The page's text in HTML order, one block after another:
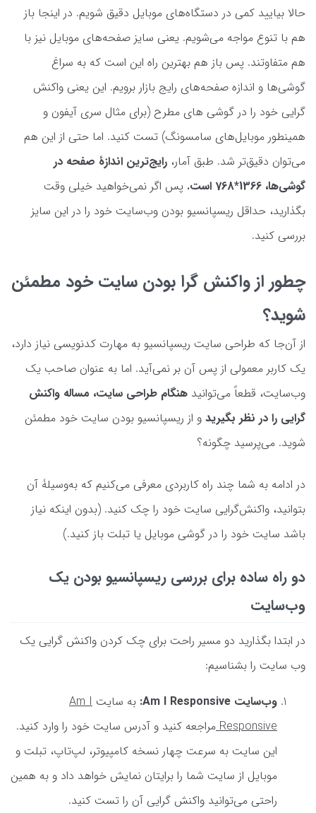
حالا بیایید کمی در دستگاه‌های موبایل دقیق شویم. در اینجا باز
هم با تنوع مواجه می‌شویم. یعنی سایز صفحه‌های موبایل نیز با
هم متفاوتند. پس باز هم بهترین راه این است که به سراغ
گوشی‌ها و اندازه‌ صفحه‌های رایج بازار برویم. این یعنی واکنش
گرایی خود را در گوشی های مطرح (برای مثال سری آیفون و
همینطور موبایل‌های سامسونگ) تست کنید. اما حتی از این هم
می‌توان دقیق‌تر شد. طبق آمار، رایج‌ترین اندازۀ صفحه در
گوشی‌ها، 1366*768 است.
پس اگر نمی‌خواهید خیلی وقت
بگذارید، حداقل ریسپانسیو بودن وب‌سایت خود را در این سایز
بررسی کنید.
چطور از واکنش ‌گرا بودن سایت خود مطمئن
شوید؟
از آن‌جا که طراحی سایت ریسپانسیو به مهارت کدنویسی نیاز دارد،
یک کاربر معمولی از پس آن بر نمی‌آید. اما به عنوان صاحب یک
وب‌سایت، قطعاً می‌توانید هنگام طراحی سایت، مساله واکنش
گرایی را در نظر بگیرید و از ریسپانسیو بودن سایت خود مطمئن
شوید. می‌پرسید چگونه؟
در ادامه به شما چند راه کاربردی معرفی می‌کنیم که به‌وسیلۀ آن‌
بتوانید، واکنش‌گرایی سایت خود را چک کنید. (بدون اینکه نیاز
باشد سایت خود را در گوشی موبایل یا تبلت باز کنید.)
دو راه ساده برای بررسی ریسپانسیو بودن یک
وب‌سایت
در ابتدا بگذارید دو مسیر راحت برای چک کردن واکنش گرایی یک
وب سایت را بشناسیم:
وب‌سایت Am I Responsive: به سایت Am I
Responsive مراجعه کنید و آدرس سایت خود را وارد کنید.
این سایت به سرعت چهار نسخه کامپیوتر، لپ‌تاپ، تبلت و
موبایل از سایت شما را برایتان نمایش خواهد داد و به همین
راحتی می‌توانید واکنش گرایی آن را تست کنید.